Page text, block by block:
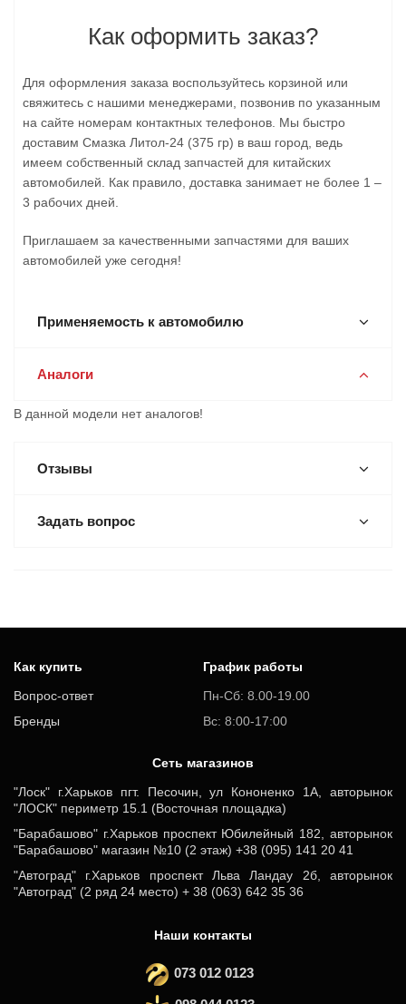
Как оформить заказ?
Для оформления заказа воспользуйтесь корзиной или
свяжитесь с нашими менеджерами, позвонив по указанным
на сайте номерам контактных телефонов. Мы быстро
доставим Смазка Литол-24 (375 гр) в ваш город, ведь
имеем собственный склад запчастей для китайских
автомобилей. Как правило, доставка занимает не более 1 –
3 рабочих дней.
Приглашаем за качественными запчастями для ваших
автомобилей уже сегодня!
Применяемость к автомобилю
Аналоги
В данной модели нет аналогов!
Отзывы
Задать вопрос
Как купить
Вопрос-ответ
Бренды
График работы
Пн-Сб: 8.00-19.00
Вс: 8:00-17:00
Cеть магазинов
"Лоск" г.Харьков пгт. Песочин, ул Кононенко 1А, авторынок
"ЛОСК" периметр 15.1 (Восточная площадка)
"Барабашово" г.Харьков проспект Юбилейный 182, авторынок
"Барабашово" магазин №10 (2 этаж) +38 (095) 141 20 41
"Автоград" г.Харьков проспект Льва Ландау 2б, авторынок
"Автоград" (2 ряд 24 место) + 38 (063) 642 35 36
Наши контакты
073 012 0123